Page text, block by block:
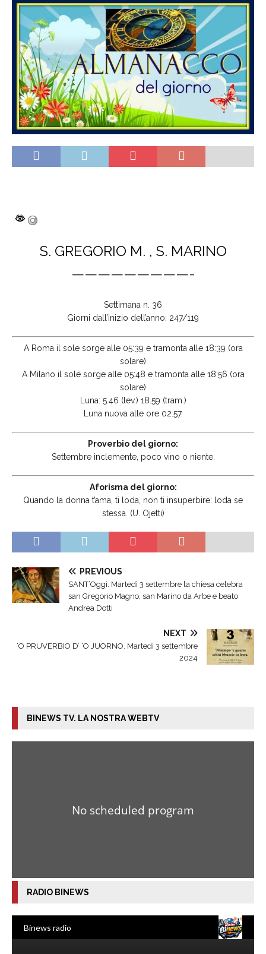
S. GREGORIO M. , S. MARINO
—————————-
Settimana n. 36
Giorni dall’inizio dell’anno: 247/119
A Roma il sole sorge alle 05:39 e tramonta alle 18:39 (ora
solare)
A Milano il sole sorge alle 05:48 e tramonta alle 18:56 (ora
solare)
Luna: 5.46 (lev.) 18.59 (tram.)
Luna nuova alle ore 02.57.
Proverbio del giorno:
Settembre inclemente, poco vino o niente.
Aforisma del giorno:
Quando la donna t’ama, ti loda, non ti insuperbire: loda se
stessa. (U. Ojetti)
PREVIOUS
SANT’Oggi. Martedì 3 settembre la chiesa celebra
san Gregorio Magno, san Marino da Arbe e beato
Andrea Dotti
NEXT
‘O PRUVERBIO D’ ‘O JUORNO. Martedì 3 settembre
2024
BINEWS TV. LA NOSTRA WEBTV
RADIO BINEWS